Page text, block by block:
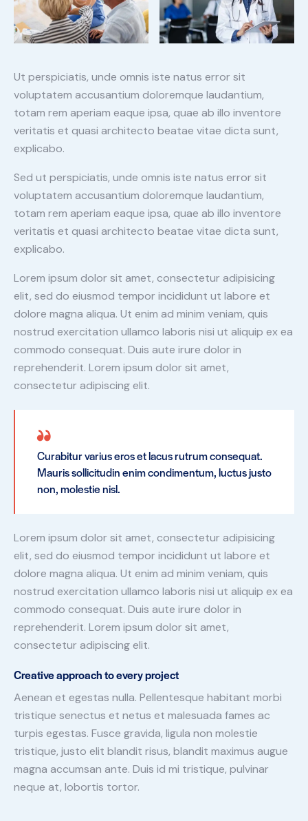
Ut perspiciatis, unde omnis iste natus error sit
voluptatem accusantium doloremque laudantium,
totam rem aperiam eaque ipsa, quae ab illo inventore
veritatis et quasi architecto beatae vitae dicta sunt,
explicabo.
Sed ut perspiciatis, unde omnis iste natus error sit
voluptatem accusantium doloremque laudantium,
totam rem aperiam eaque ipsa, quae ab illo inventore
veritatis et quasi architecto beatae vitae dicta sunt,
explicabo.
Lorem ipsum dolor sit amet, consectetur adipisicing
elit, sed do eiusmod tempor incididunt ut labore et
dolore magna aliqua. Ut enim ad minim veniam, quis
nostrud exercitation ullamco laboris nisi ut aliquip ex ea
commodo consequat. Duis aute irure dolor in
reprehenderit. Lorem ipsum dolor sit amet,
consectetur adipiscing elit.
Curabitur varius eros et lacus rutrum consequat.
Mauris sollicitudin enim condimentum, luctus justo
non, molestie nisl.
Lorem ipsum dolor sit amet, consectetur adipisicing
elit, sed do eiusmod tempor incididunt ut labore et
dolore magna aliqua. Ut enim ad minim veniam, quis
nostrud exercitation ullamco laboris nisi ut aliquip ex ea
commodo consequat. Duis aute irure dolor in
reprehenderit. Lorem ipsum dolor sit amet,
consectetur adipiscing elit.
Creative approach to every project
Aenean et egestas nulla. Pellentesque habitant morbi
tristique senectus et netus et malesuada fames ac
turpis egestas. Fusce gravida, ligula non molestie
tristique, justo elit blandit risus, blandit maximus augue
magna accumsan ante. Duis id mi tristique, pulvinar
neque at, lobortis tortor.